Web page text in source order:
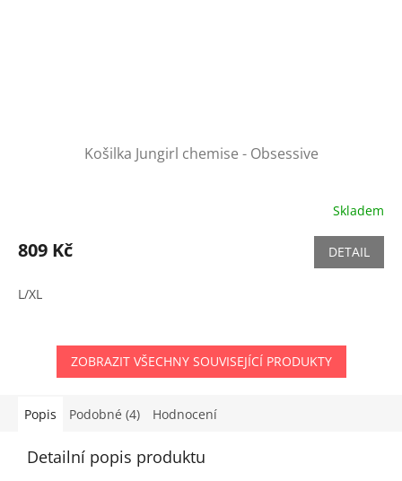
Košilka Jungirl chemise - Obsessive
Skladem
809 Kč DETAIL
L/XL
ZOBRAZIT VŠECHNY SOUVISEJÍCÍ PRODUKTY
Popis Podobné (4) Hodnocení
Detailní popis produktu